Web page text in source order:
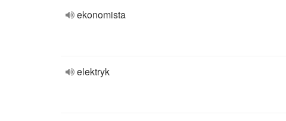
ekonomista
elektryk